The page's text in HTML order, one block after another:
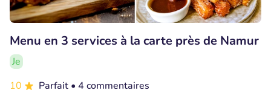
Menu en 3 services à la carte près de Namur
Je
10
Parfait • 4 commentaires